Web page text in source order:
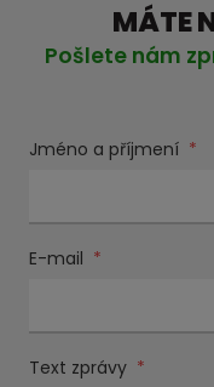
MÁTE
Pošlete nám
Jméno a příjmení *
E-mail *
Text zprávy *